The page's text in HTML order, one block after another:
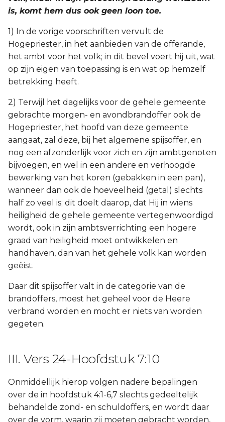
is, komt hem dus ook geen loon toe.
1) In de vorige voorschriften vervult de
Hogepriester, in het aanbieden van de offerande,
het ambt voor het volk; in dit bevel voert hij uit, wat
op zijn eigen van toepassing is en wat op hemzelf
betrekking heeft.
2) Terwijl het dagelijks voor de gehele gemeente
gebrachte morgen- en avondbrandoffer ook de
Hogepriester, het hoofd van deze gemeente
aangaat, zal deze, bij het algemene spijsoffer, en
nog een afzonderlijk voor zich en zijn ambtgenoten
bijvoegen, en wel in een andere en verhoogde
bewerking van het koren (gebakken in een pan),
wanneer dan ook de hoeveelheid (getal) slechts
half zo veel is; dit doelt daarop, dat Hij in wiens
heiligheid de gehele gemeente vertegenwoordigd
wordt, ook in zijn ambtsverrichting een hogere
graad van heiligheid moet ontwikkelen en
handhaven, dan van het gehele volk kan worden
geëist.
Daar dit spijsoffer valt in de categorie van de
brandoffers, moest het geheel voor de Heere
verbrand worden en mocht er niets van worden
gegeten.
III. Vers 24-Hoofdstuk 7:10
Onmiddellijk hierop volgen nadere bepalingen
over de in hoofdstuk 4:1-6,7 slechts gedeeltelijk
behandelde zond- en schuldoffers, en wordt daar
over de vorm, waarin zij moeten gebracht worden,